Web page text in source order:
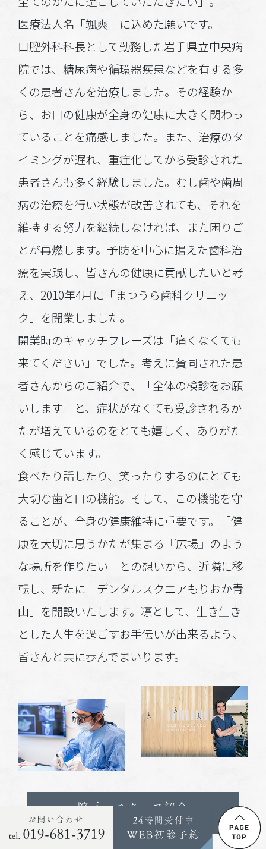
医療法人名「颯爽」に込めた願いです。
口腔外科科長として勤務した岩手県立中央病
院では、糖尿病や循環器疾患などを有する多
くの患者さんを治療しました。その経験か
ら、お口の健康が全身の健康に大きく関わっ
ていることを痛感しました。また、治療のタ
イミングが遅れ、重症化してから受診された
患者さんも多く経験しました。むし歯や歯周
病の治療を行い状態が改善されても、それを
維持する努力を継続しなければ、また困りご
とが再燃します。予防を中心に据えた歯科治
療を実践し、皆さんの健康に貢献したいと考
え、2010年4月に「まつうら歯科クリニッ
ク」を開業しました。
開業時のキャッチフレーズは「痛くなくても
来てください」でした。考えに賛同された患
者さんからのご紹介で、「全体の検診をお願
いします」と、症状がなくても受診されるか
たが増えているのをとても嬉しく、ありがた
く感じています。
食べたり話したり、笑ったりするのにとても
大切な歯と口の機能。そして、この機能を守
ることが、全身の健康維持に重要です。「健
康を大切に思うかたが集まる『広場』のよう
な場所を作りたい」との想いから、近隣に移
転し、新たに「デンタルスクエアもりおか青
山」を開設いたします。凛として、生き生き
とした人生を過ごすお手伝いが出来るよう、
皆さんと共に歩んでまいります。
院長・スタッフ紹介
STAFF